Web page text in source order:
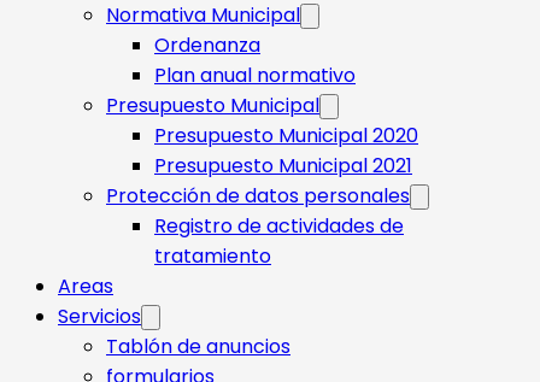
Normativa Municipal
Ordenanza
Plan anual normativo
Presupuesto Municipal
Presupuesto Municipal 2020
Presupuesto Municipal 2021
Protección de datos personales
Registro de actividades de
tratamiento
Areas
Servicios
Tablón de anuncios